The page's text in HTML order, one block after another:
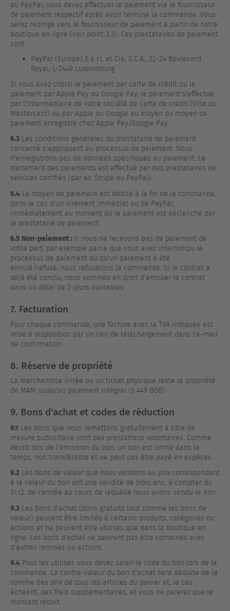
ou PayPal, vous devez effectuer le paiement via le fournisseur
de paiement respectif après avoir terminé la commande. Vous
serez redirigé vers le fournisseur de paiement à partir de notre
boutique en ligne (voir point 3.3). Ces prestataires de paiement
sont :
PayPal (Europe) S.à r.l. et Cie, S.C.A., 22-24 Boulevard
Royal, L-2449 Luxembourg
Si vous avez choisi le paiement par carte de crédit ou le
paiement par Apple Pay ou Google Pay, le paiement s'effectue
par l'intermédiaire de votre société de carte de crédit (Visa ou
Mastercard) ou par Apple ou Google au moyen du moyen de
paiement enregistré chez Apple Pay/Google Pay.
6.3 Les conditions générales du prestataire de paiement
concerné s'appliquent au processus de paiement. Nous
n'enregistrons pas de données spécifiques au paiement. Le
traitement des paiements est effectué par des prestataires de
services certifiés (par ex. Stripe ou PayPal).
6.4 Le moyen de paiement est débité à la fin de la commande,
dans le cas d'un virement immédiat ou de PayPal,
immédiatement au moment où le paiement est déclenché par
le prestataire de paiement.
6.5 Non-paiement : si nous ne recevons pas de paiement de
votre part, par exemple parce que vous avez interrompu le
processus de paiement ou qu'un paiement a été
annulé/refusé, nous refuserons la commande. Si le contrat a
déjà été conclu, nous sommes en droit d'annuler le contrat
dans un délai de 3 jours ouvrables.
7. Facturation
Pour chaque commande, une facture avec la TVA indiquée est
mise à disposition par un lien de téléchargement dans l'e-mail
de confirmation.
8. Réserve de propriété
La marchandise livrée ou un ticket physique reste la propriété
de MAM jusqu'au paiement intégral (§ 449 BGB).
9. Bons d'achat et codes de réduction
9.1 Les bons que nous remettons gratuitement à titre de
mesure publicitaire sont des prestations volontaires. Comme
décrit lors de l'émission du bon, un bon est limité dans le
temps, non transférable et ne peut pas être payé en espèces.
9.2 Les bons de valeur que nous vendons au prix correspondant
à la valeur du bon ont une validité de trois ans, à compter du
31.12. de l'année au cours de laquelle nous avons vendu le bon.
9.3 Les bons d'achat (bons gratuits tout comme les bons de
valeur) peuvent être limités à certains produits, catégories ou
actions et ne peuvent être utilisés que dans la boutique en
ligne. Les bons d'achat ne peuvent pas être combinés avec
d'autres remises ou actions.
9.4 Pour les utiliser, vous devez saisir le code du bon lors de la
commande. La contre-valeur du bon d'achat sera déduite de la
somme des prix de tous les articles du panier et, le cas
échéant, des frais supplémentaires, et vous ne paierez que le
montant réduit.